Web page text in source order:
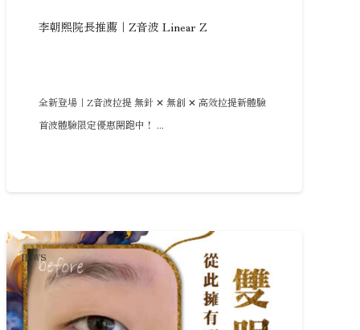
李朝熙院長推薦｜Z音波 Linear Z
全新登場｜Z音波拉提 無針 ✕ 無創 ✕ 高效拉提新體驗
首波體驗限定優惠開跑中！ ...
NEWS